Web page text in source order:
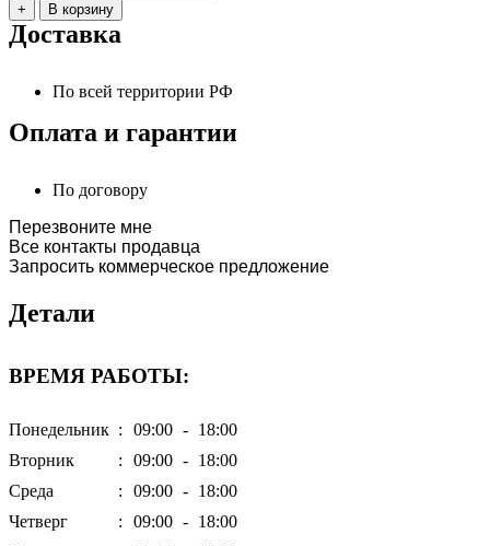
+ В корзину
Доставка
По всей территории РФ
Оплата и гарантии
По договору
Перезвоните мне
Все контакты продавца
Запросить коммерческое предложение
Детали
ВРЕМЯ РАБОТЫ:
Понедельник : 09:00 - 18:00
Вторник
: 09:00 - 18:00
Среда
: 09:00 - 18:00
Четверг
: 09:00 - 18:00